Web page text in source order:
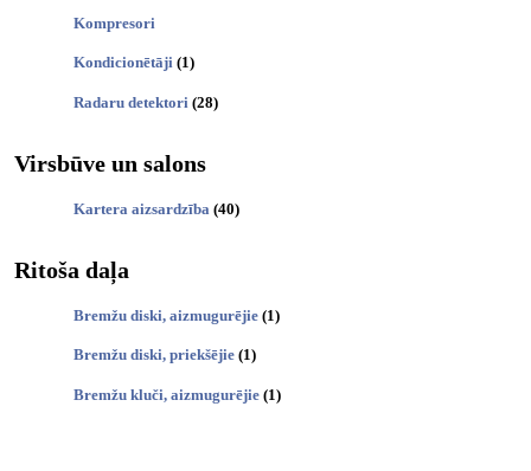
Kompresori
Kondicionētāji (1)
Radaru detektori (28)
Virsbūve un salons
Kartera aizsardzība (40)
Ritoša daļa
Bremžu diski, aizmugurējie (1)
Bremžu diski, priekšējie (1)
Bremžu kluči, aizmugurējie (1)